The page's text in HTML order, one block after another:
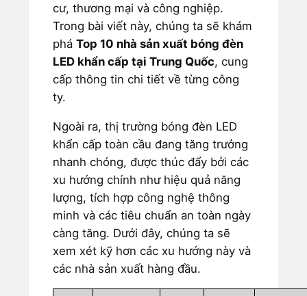
cư, thương mại và công nghiệp.
Trong bài viết này, chúng ta sẽ khám
pháTop 10 nhà sản xuất bóng đèn
LED khẩn cấp tại Trung Quốc, cung
cấp thông tin chi tiết về từng công
ty.
Ngoài ra, thị trường bóng đèn LED
khẩn cấp toàn cầu đang tăng trưởng
nhanh chóng, được thúc đẩy bởi các
xu hướng chính như hiệu quả năng
lượng, tích hợp công nghệ thông
minh và các tiêu chuẩn an toàn ngày
càng tăng. Dưới đây, chúng ta sẽ
xem xét kỹ hơn các xu hướng này và
các nhà sản xuất hàng đầu.